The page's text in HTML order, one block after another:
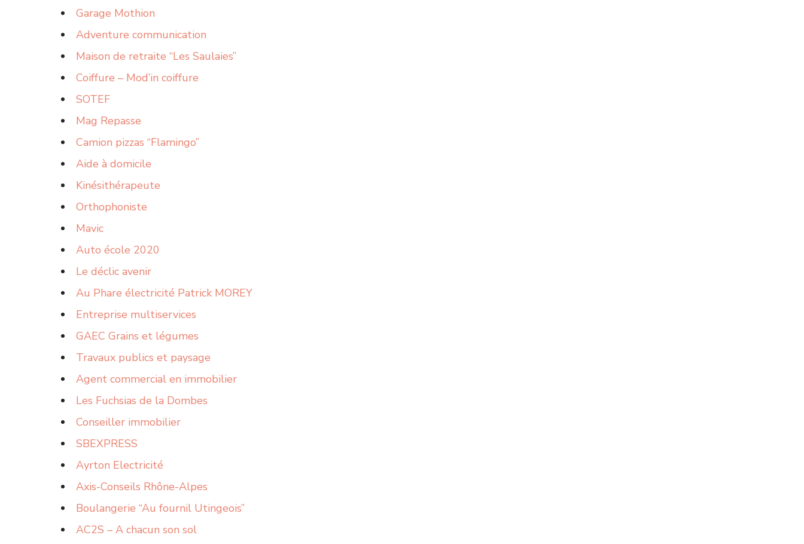
Garage Mothion
Adventure communication
Maison de retraite “Les Saulaies”
Coiffure – Mod’in coiffure
SOTEF
Mag Repasse
Camion pizzas “Flamingo”
Aide à domicile
Kinésithérapeute
Orthophoniste
Mavic
Auto école 2020
Le déclic avenir
Au Phare électricité Patrick MOREY
Entreprise multiservices
GAEC Grains et légumes
Travaux publics et paysage
Agent commercial en immobilier
Les Fuchsias de la Dombes
Conseiller immobilier
SBEXPRESS
Ayrton Electricité
Axis-Conseils Rhône-Alpes
Boulangerie “Au fournil Utingeois”
AC2S – A chacun son sol